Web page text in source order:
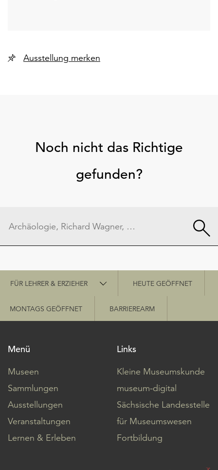
Ausstellung merken
Noch nicht das Richtige
gefunden?
Schnellzugriff
FÜR LEHRER & ERZIEHER HEUTE GEÖFFNET
MONTAGS GEÖFFNET BARRIEREARM
Menü
Museen
Sammlungen
Ausstellungen
Veranstaltungen
Lernen & Erleben
Links
Kleine Museumskunde
museum-digital
Sächsische Landesstelle
für Museumswesen
Fortbildung